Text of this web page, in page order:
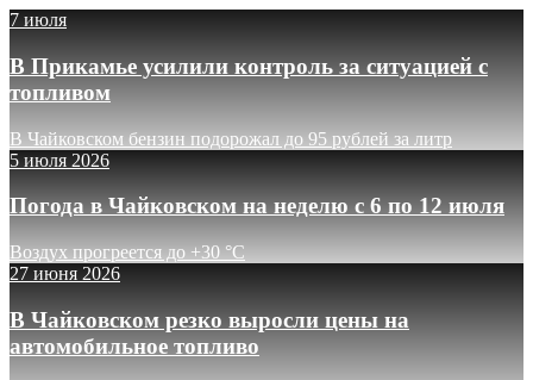
7 июля
В Прикамье усилили контроль за ситуацией с
топливом
В Чайковском бензин подорожал до 95 рублей за литр
5 июля 2026
Погода в Чайковском на неделю с 6 по 12 июля
Воздух прогреется до +30 °C
27 июня 2026
В Чайковском резко выросли цены на
автомобильное топливо